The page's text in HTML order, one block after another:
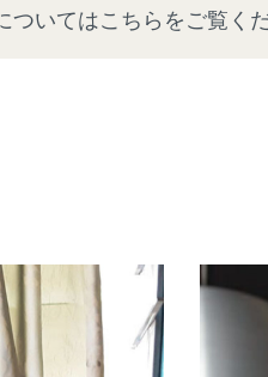
いてはこちらをご覧くだ